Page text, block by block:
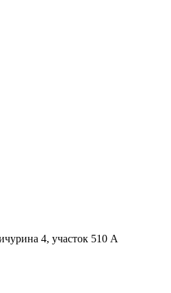
4, участок 510 А